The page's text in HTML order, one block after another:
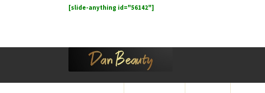
[slide-anything id="56142"]